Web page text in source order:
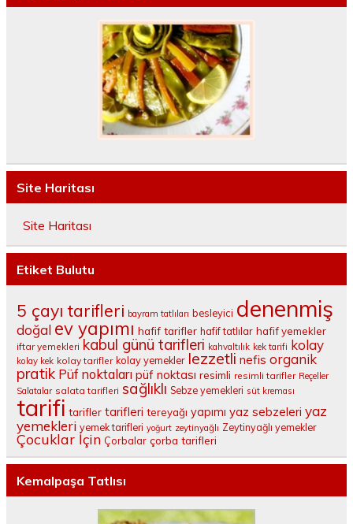
Site Haritası
Site Haritası
Etiket Bulutu
5 çayı tarifleri bayram tatlıları besleyici denenmiş
doğal ev yapımı hafif tarifler hafif tatlılar hafif yemekler
iftar yemekleri kabul günü tarifleri kahvaltılık kek tarifi kolay
kolay kek kolay tarifler kolay yemekler lezzetli nefis organik
pratik Püf noktaları püf noktası resimli resimli tarifler Reçeller
Salatalar salata tarifleri sağlıklı Sebze yemekleri süt kreması
tarifi tarifler tarifleri tereyağı yapımı yaz sebzeleri yaz
yemekleri yemek tarifleri yoğurt zeytinyağlı Zeytinyağlı yemekler
Çocuklar İçin Çorbalar çorba tarifleri
Kemalpaşa Tatlısı